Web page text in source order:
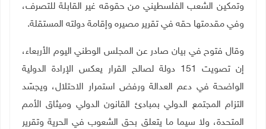
وتمكين الشعب الفلسطيني من حقوقه غير القابلة للتصرف،
وفي مقدمتها حقه في تقرير مصيره وإقامة دولته المستقلة.
وقال فتوح في بيان صادر عن المجلس الوطني اليوم الأربعاء،
إن تصويت 151 دولة لصالح القرار يعكس الإرادة الدولية
الواضحة في دعم العدالة ورفض استمرار الاحتلال، ويجسّد
التزام المجتمع الدولي بمبادئ القانون الدولي وميثاق الأمم
المتحدة، ولا سيما ما يتعلق بحق الشعوب في الحرية وتقرير